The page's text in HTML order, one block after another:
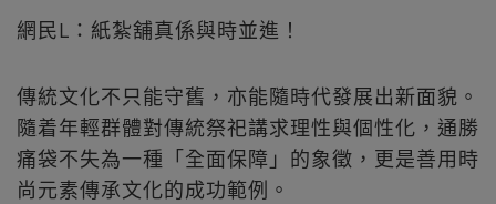
網民L：紙紮舖真係與時並進！
傳統文化不只能守舊，亦能隨時代發展出新面貌。
隨着年輕群體對傳統祭祀講求理性與個性化，通勝
痛袋不失為一種「全面保障」的象徵，更是善用時
尚元素傳承文化的成功範例。